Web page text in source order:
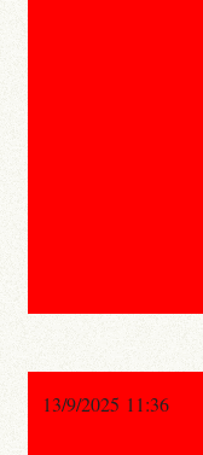
13/9/2025 11:36